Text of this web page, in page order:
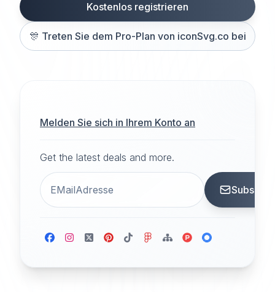
Kostenlos registrieren
🎊 Treten Sie dem Pro-Plan von iconSvg.co bei
Melden Sie sich in Ihrem Konto an
Get the latest deals and more.